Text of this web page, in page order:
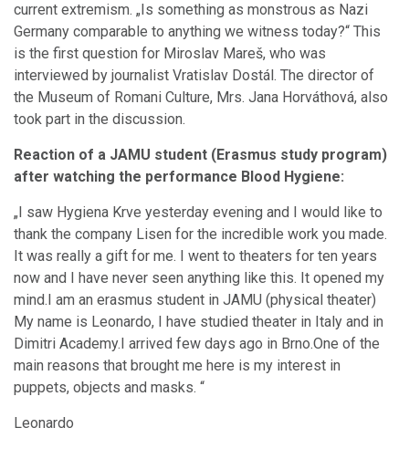
current extremism. „Is something as monstrous as Nazi
Germany comparable to anything we witness today?“ This
is the first question for Miroslav Mareš, who was
interviewed by journalist Vratislav Dostál. The director of
the Museum of Romani Culture, Mrs. Jana Horváthová, also
took part in the discussion.
Reaction of a JAMU student (Erasmus study program)
after watching the performance Blood Hygiene:
„I saw Hygiena Krve yesterday evening and I would like to
thank the company Lisen for the incredible work you made.
It was really a gift for me. I went to theaters for ten years
now and I have never seen anything like this. It opened my
mind.I am an erasmus student in JAMU (physical theater)
My name is Leonardo, I have studied theater in Italy and in
Dimitri Academy.I arrived few days ago in Brno.One of the
main reasons that brought me here is my interest in
puppets, objects and masks. “
Leonardo